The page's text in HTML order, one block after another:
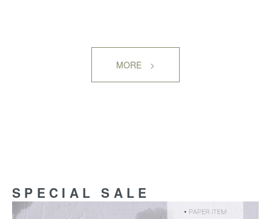
MORE >
SPECIAL SALE